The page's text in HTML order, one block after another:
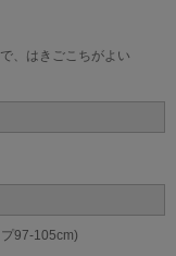
、はきごこちがよい
97-105cm)